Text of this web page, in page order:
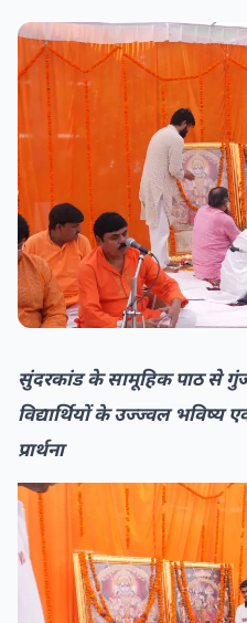
सुंदरकांड के सामूहिक पाठ से
विद्यार्थियों के उज्ज्वल भविष्य
प्रार्थना